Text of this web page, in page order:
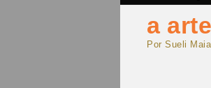
a
Por Sueli